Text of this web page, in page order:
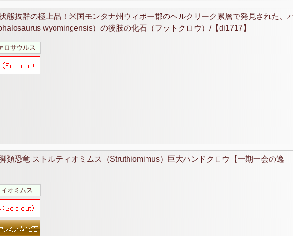
態抜群の極上品！米国モンタナ州ウィボー郡のヘルクリーク累層で発見された、
wyomingensis）の後肢の化石（フットクロウ）/【di1717】
ロサウルス
類恐竜 ストルティオミムス（Struthiomimus）巨大ハンドクロウ【一期一会の逸
オミムス